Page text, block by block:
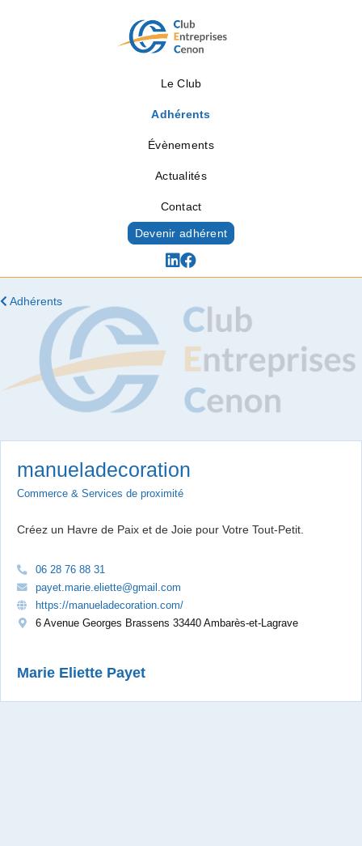
Le Club
Adhérents
Évènements
Actualités
Contact
Devenir adhérent
Adhérents
manueladecoration
Commerce & Services de proximité
Créez un Havre de Paix et de Joie pour Votre Tout-Petit.
06 28 76 88 31
payet.marie.eliette@gmail.com
https://manueladecoration.com/
6 Avenue Georges Brassens 33440 Ambarès-et-Lagrave
Marie Eliette Payet